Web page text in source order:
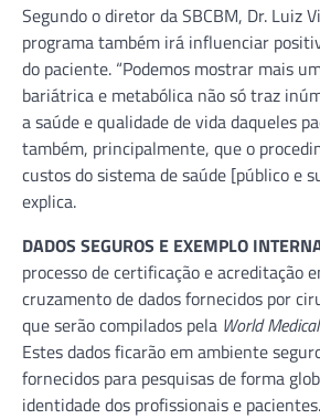
Segundo o diretor da SBCBM, Dr. Luiz
programa também irá influenciar
do paciente. “Podemos mostrar mais
bariátrica e metabólica não só traz
a saúde e qualidade de vida daqueles
também, principalmente, que o
custos do sistema de saúde [público e
explica.
DADOS SEGUROS E EXEMPLO
processo de certificação e acreditação
cruzamento de dados fornecidos por
que serão compilados pela World
Estes dados ficarão em ambiente
fornecidos para pesquisas de forma
identidade dos profissionais e pacientes.